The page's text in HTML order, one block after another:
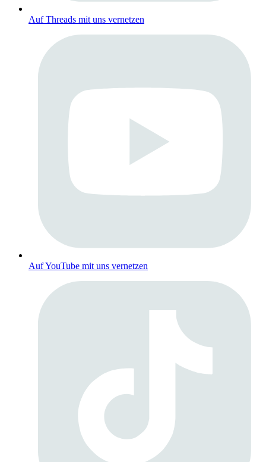
Auf Threads mit uns vernetzen
Auf YouTube mit uns vernetzen